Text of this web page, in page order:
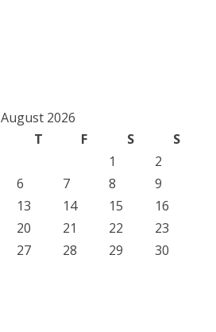
August 2026
T F S
S
1
2
6 7 8
9
13 14 15
16
20 21 22
23
27 28 29
30